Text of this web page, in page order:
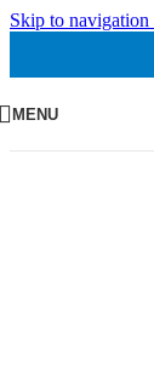
Skip to navigation
MENU